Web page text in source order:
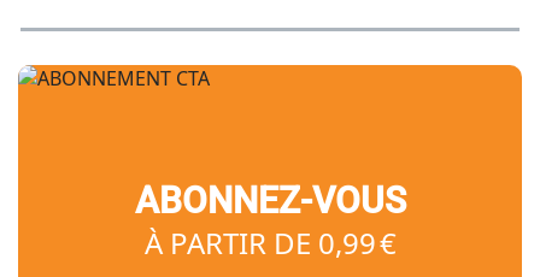
ABONNEZ-VOUS
À PARTIR DE 0,99 €